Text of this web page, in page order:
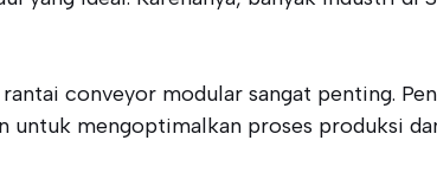
conveyor modular sangat penting.
untuk mengoptimalkan proses produksi